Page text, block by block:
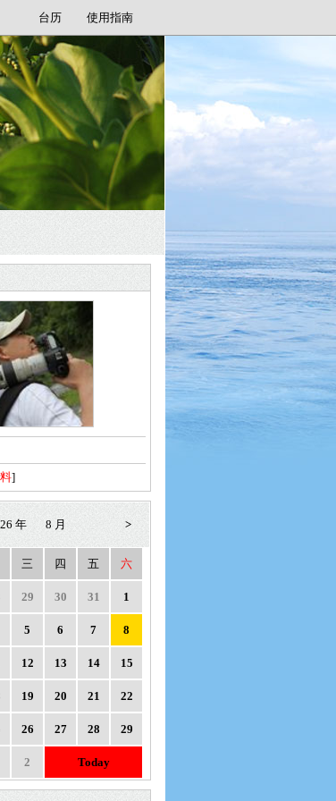
台历 使用指南
]
年 8 月 >
三 四 五 六
29 30 31 1
5 6 7 8
12 13 14 15
19 20 21 22
26 27 28 29
2 Today